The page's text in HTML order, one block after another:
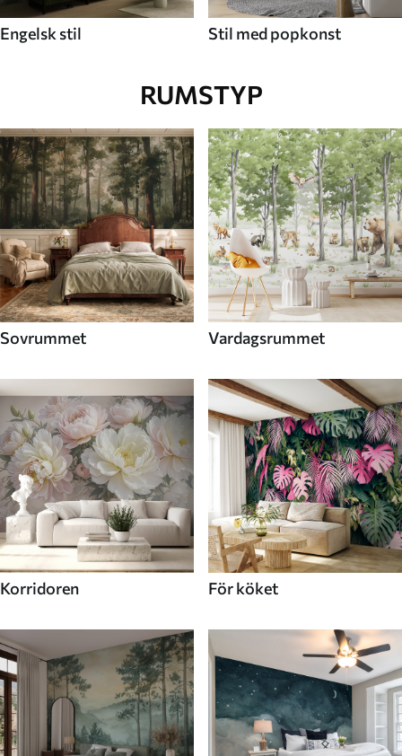
Engelsk stil Stil med popkonst
RUMSTYP
Sovrummet Vardagsrummet
Korridoren För köket